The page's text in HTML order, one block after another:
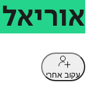
אוריאל
עקוב אחרי